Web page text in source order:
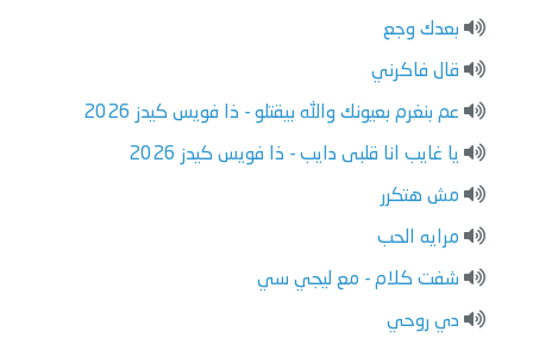
بعدك وجع
قال فاكرني
عم بنغرم بعيونك والله بيقتلو - ذا فويس كيدز 2026
يا غايب انا قلبى دايب - ذا فويس كيدز 2026
مش هتكرر
مرايه الحب
شفت كلام - مع ليجي سي
دي روحي